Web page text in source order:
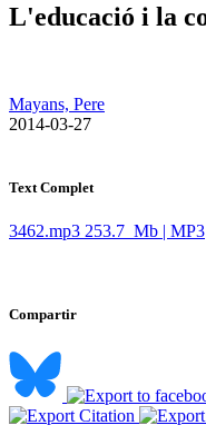
L'educació i la
Mayans, Pere
​ 2014-03-27
Text Complet
3462.mp3 253.7 Mb | MP3
Compartir